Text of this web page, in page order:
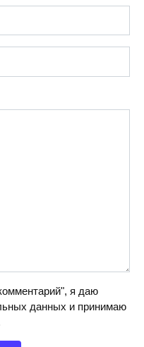
я даю
данных и принимаю